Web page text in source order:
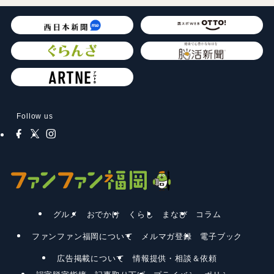
Follow us
グルメ おでかけ くらし まなび コラム
ファンファン福岡について メルマガ登録 電子ブック
広告掲載について
情報提供・相談＆依頼